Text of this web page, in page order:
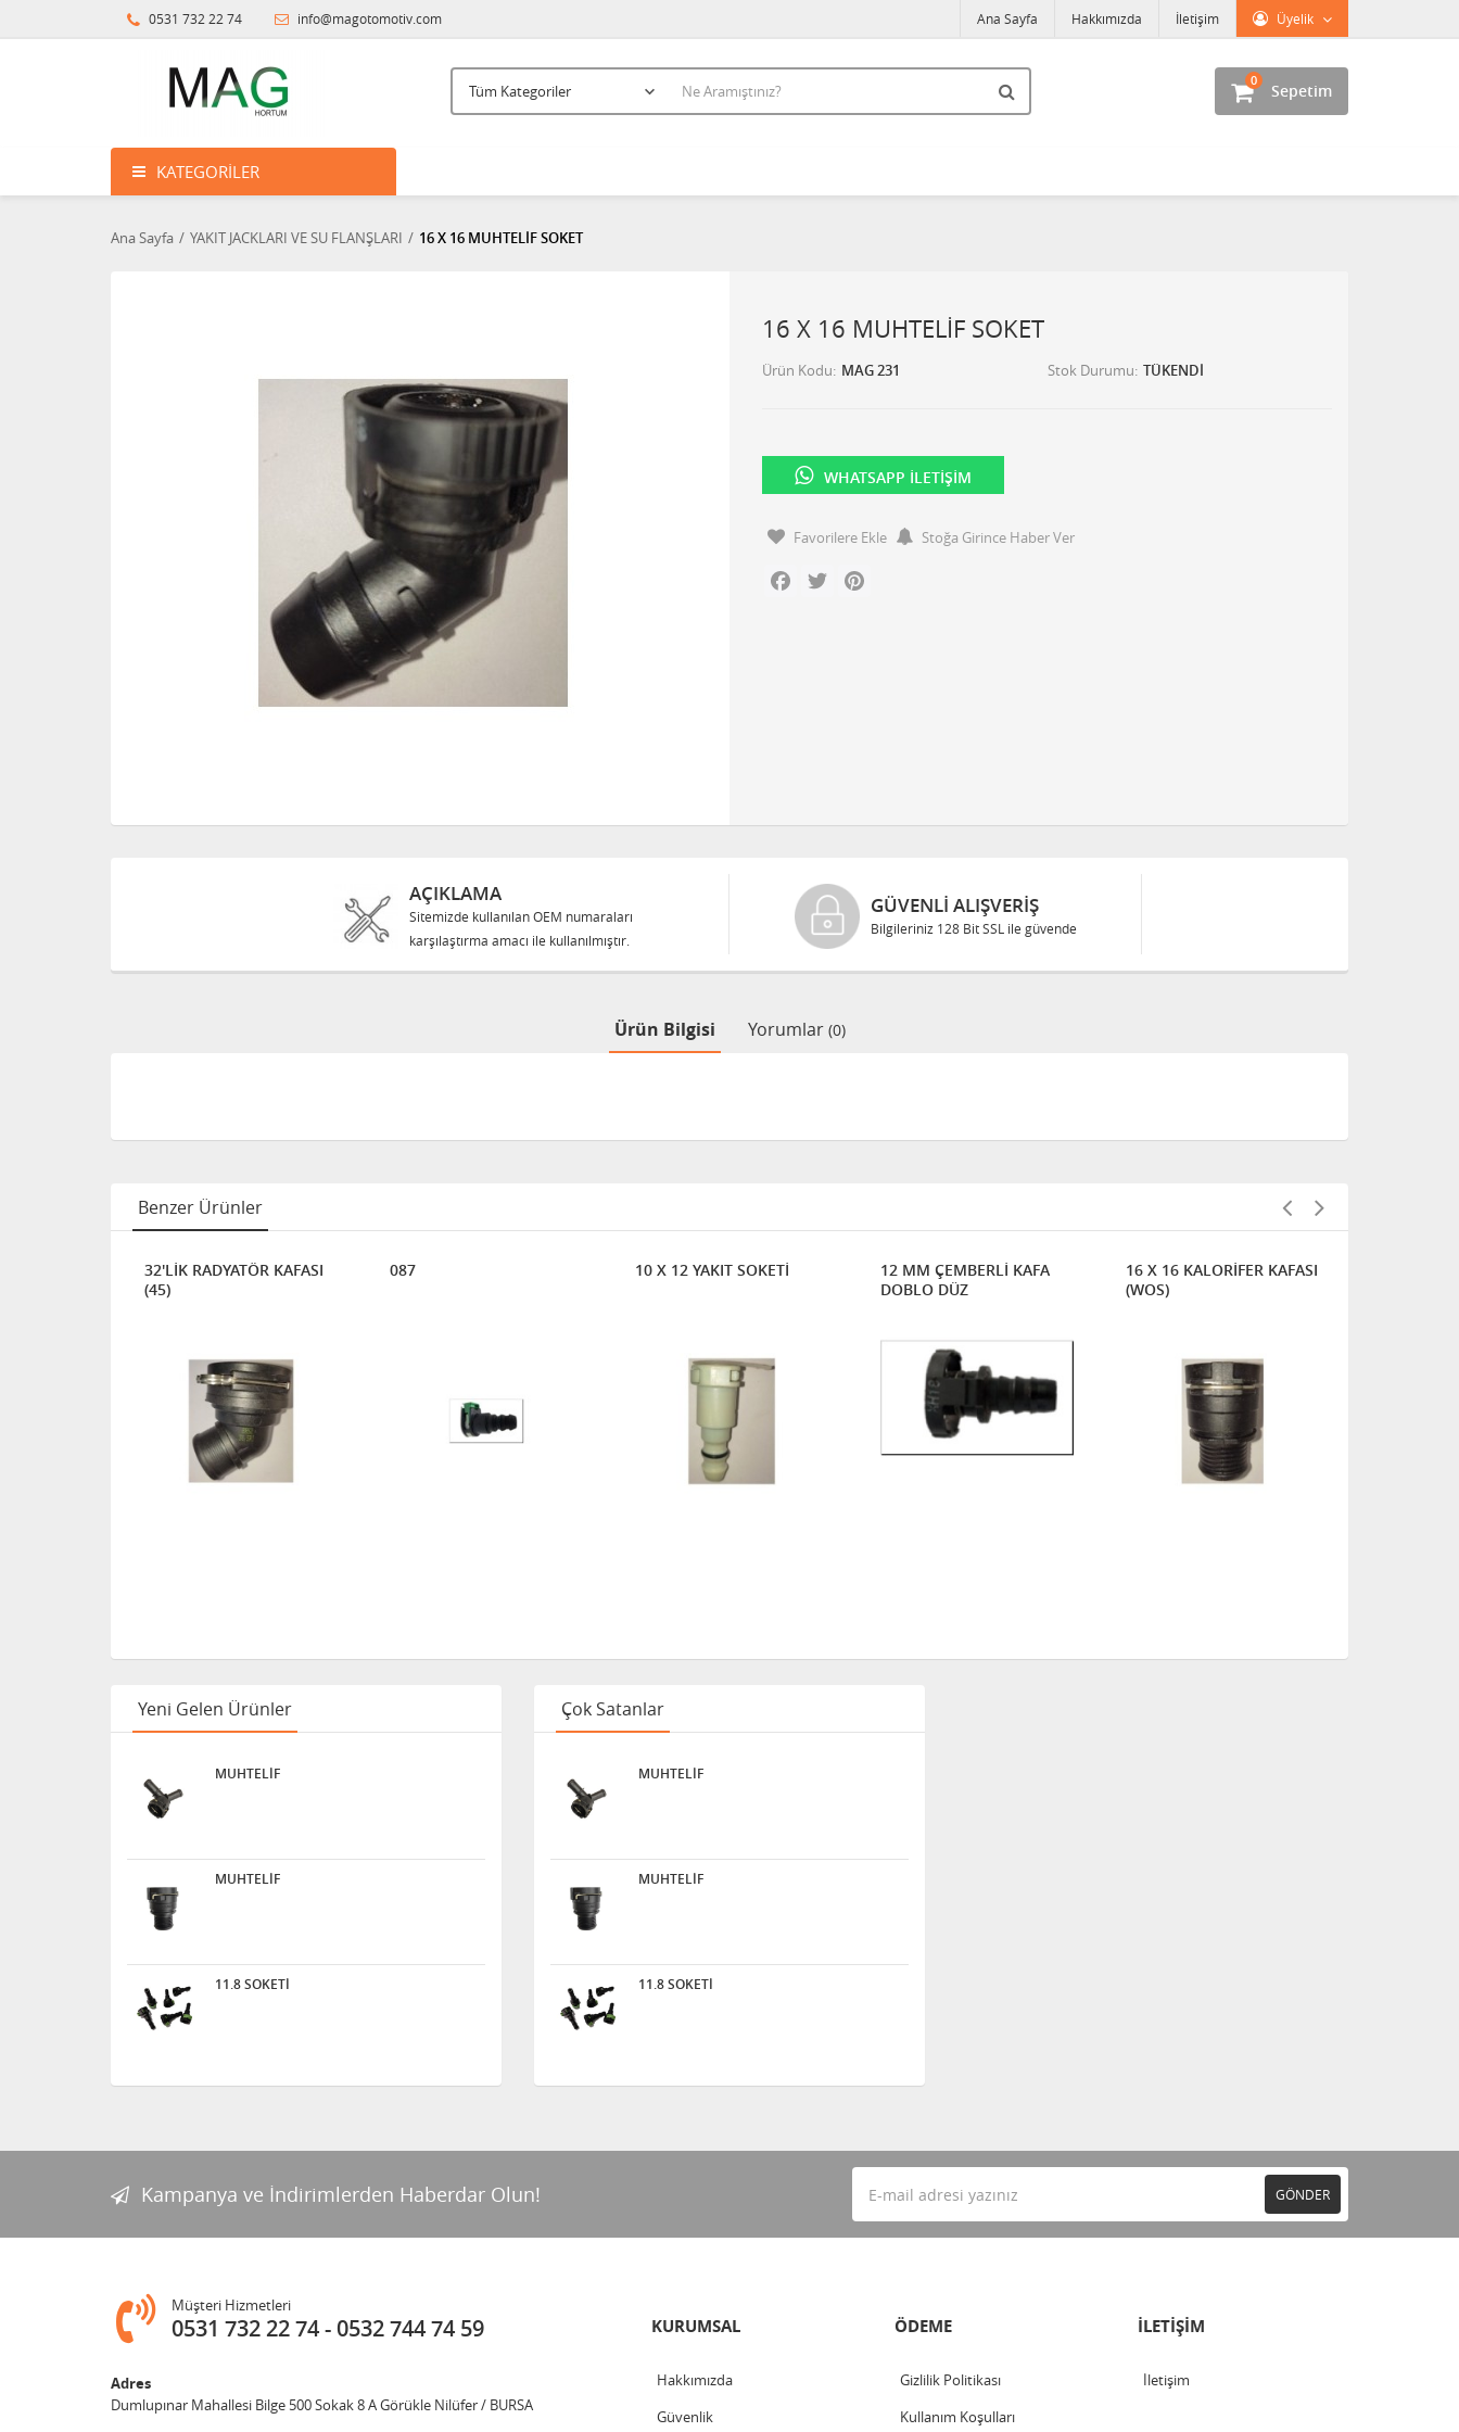
0531 732 22 74 info@magotomotiv.com Üyelik
Ana Sayfa Hakkımızda İletişim
Sepetim
0
KATEGORILER
Ana Sayfa YAKIT JACKLARI VE SU FLANŞLARI 16 X 16 MUHTELİF SOKET
16 X 16 MUHTELİF SOKET
Ürün Kodu MAG 231 Stok Durumu TÜKENDİ
WHATSAPP İLETIŞIM
Favorilere Ekle
Stoğa Girince Haber Ver
Facebook
Twitter
AÇIKLAMA
Sitemizde kullanılan OEM numaraları
karşılaştırma amacı ile kullanılmıştır.
GÜVENLI ALIŞVERIŞ
Bilgileriniz 128 Bit SSL ile güvende
Ürün Bilgisi Yorumlar (0)
Benzer Ürünler
32'LİK RADYATÖR KAFASI
(45)
087 10 X 12 YAKIT SOKETİ
12 MM ÇEMBERLİ KAFA
DOBLO DÜZ
16 X 16 KALORİFER KAFASI
(WOS)
Yeni Gelen Ürünler
MUHTELİF
MUHTELİF
11.8 SOKETİ
Çok Satanlar
MUHTELİF
MUHTELİF
11.8 SOKETİ
Kampanya ve İndirimlerden Haberdar Olun! GÖNDER
Müşteri Hizmetleri
0531 732 22 74 0532 744 74 59
Adres
Dumlupınar Mahallesi Bilge 500 Sokak 8 A Görükle Nilüfer / BURSA
KURUMSAL
Hakkımızda
Güvenlik
ÖDEME
Gizlilik Politikası
Kullanım Koşulları
İLETİŞİM
İletişim